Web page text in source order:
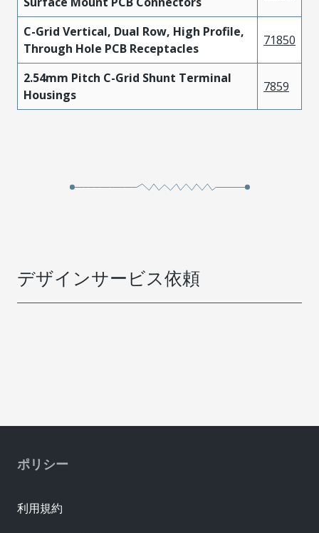
C-Grid Vertical, Dual Row, High Profile,
Through Hole PCB Receptacles
71850
2.54mm Pitch C-Grid Shunt Terminal
Housings
7859
デザインサービス依頼
ポリシー
利用規約